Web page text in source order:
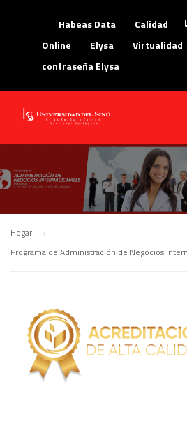
Habeas Data
Calidad
Online
Elysa Virtualidad
contraseña Elysa
Hogar
Programa de Administración de Negocios